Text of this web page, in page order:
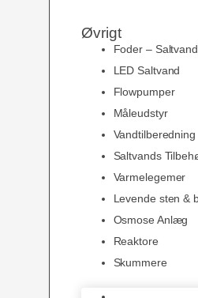
Øvrigt
Foder – Saltvand
LED Saltvand
Flowpumper
Måleudstyr
Vandtilberedning
Saltvands
Varmelegemer
Levende sten &
Osmose Anlæg
Reaktore
Skummere